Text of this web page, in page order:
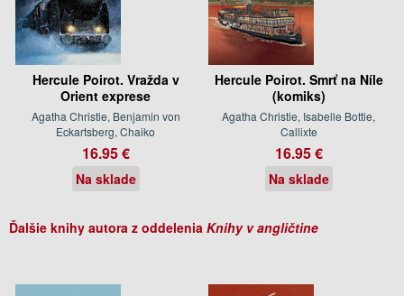
Hercule Poirot. Vražda v
Orient exprese
Agatha Christie, Benjamin von
Eckartsberg, Chaiko
16.95 €
Na sklade
Hercule Poirot. Smrť na Níle
(komiks)
Agatha Christie, Isabelle Bottie,
Callixte
16.95 €
Na sklade
Ďalšie knihy autora z oddelenia Knihy v angličtine